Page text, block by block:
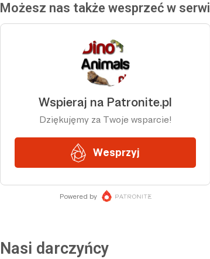
Możesz nas także wesprzeć w
Nasi darczyńcy